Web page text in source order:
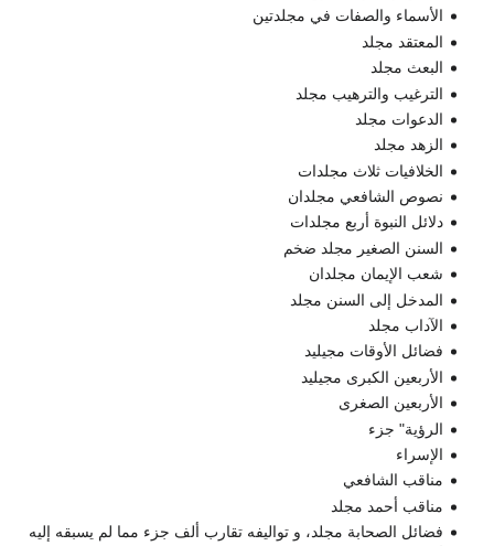
الأسماء والصفات في مجلدتين
المعتقد مجلد
البعث مجلد
الترغيب والترهيب مجلد
الدعوات مجلد
الزهد مجلد
الخلافيات ثلاث مجلدات
نصوص الشافعي مجلدان
دلائل النبوة أربع مجلدات
السنن الصغير مجلد ضخم
شعب الإيمان مجلدان
المدخل إلى السنن مجلد
الآداب مجلد
فضائل الأوقات مجيليد
الأربعين الكبرى مجيليد
الأربعين الصغرى
الرؤية" جزء
الإسراء
مناقب الشافعي
مناقب أحمد مجلد
فضائل الصحابة مجلد، و تواليفه تقارب ألف جزء مما لم يسبقه إليه